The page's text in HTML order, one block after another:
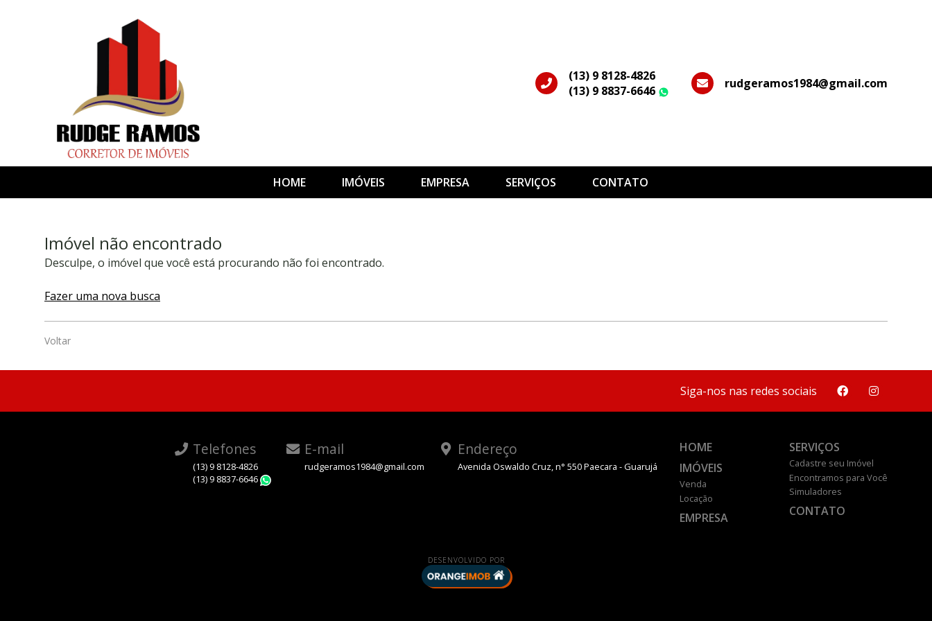
(13) 9 8128-4826
(13) 9 8837-6646
WhatsApp
rudgeramos1984@gmail.com
HOME IMÓVEIS EMPRESA SERVIÇOS CONTATO
Imóvel não encontrado
Desculpe, o imóvel que você está procurando não foi encontrado.
Fazer uma nova busca
Voltar
Siga-nos nas redes sociais
Telefones
(13) 9 8128-4826
(13) 9 8837-6646
E-mail
rudgeramos1984@gmail.com
Endereço
Avenida Oswaldo Cruz, n° 550 Paecara - Guarujá
HOME
IMÓVEIS
Venda
Locação
EMPRESA
SERVIÇOS
Cadastre seu Imóvel
Encontramos para Você
Simuladores
CONTATO
DESENVOLVIDO POR